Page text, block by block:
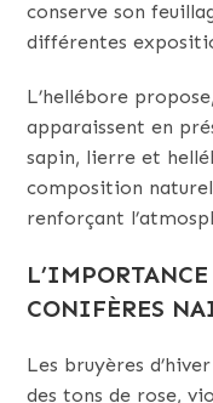
conserve son
différentes
L’hellébore
apparaissent en
sapin, lierre et
composition
renforçant
CONIFÈRES
Les bruyères
des tons de rose,